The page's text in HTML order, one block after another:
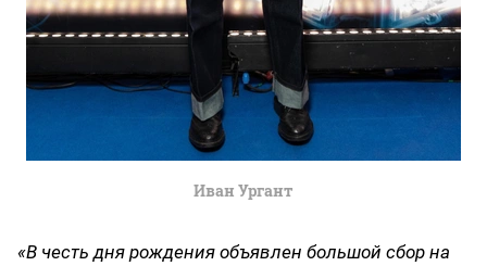
Иван Ургант
«В честь дня рождения объявлен большой сбор на